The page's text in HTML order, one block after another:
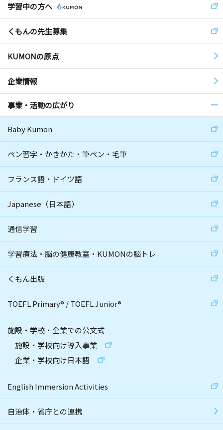
学習中の方へ
くもんの先生募集
KUMONの原点
企業情報
事業・活動の広がり
Baby Kumon
ペン習字・かきかた・筆ペン・毛筆
フランス語・ドイツ語
Japanese（日本語）
通信学習
学習療法・脳の健康教室・KUMONの脳トレ
くもん出版
TOEFL Primary® /TOEFL Junior®
施設・学校・企業での公文式
施設・学校向け導入事業
企業・学校向け日本語
English Immersion Activities
自治体・省庁との連携